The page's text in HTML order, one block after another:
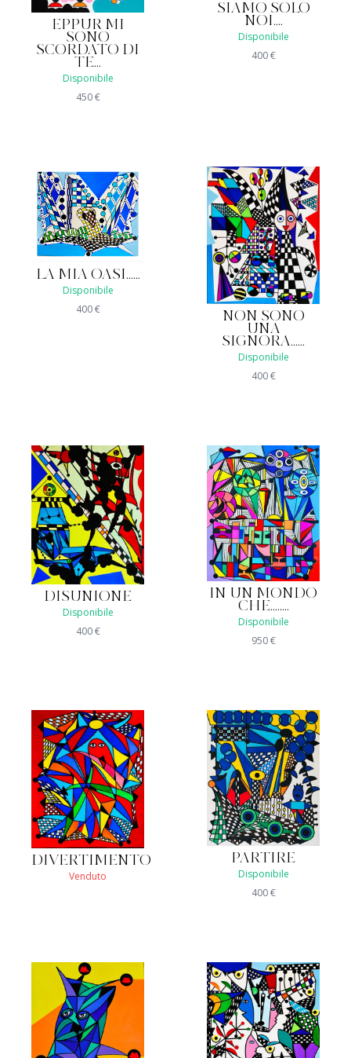
EPPUR MI
SONO
SCORDATO DI
TE...
Disponibile
450€
SIAMO SOLO
NOI....
Disponibile
400€
LA MIA OASI......
Disponibile
400€
NON SONO
UNA
SIGNORA......
Disponibile
400€
DISUNIONE
Disponibile
400€
IN UN MONDO
CHE........
Disponibile
950€
DIVERTIMENTO
Venduto
PARTIRE
Disponibile
400€